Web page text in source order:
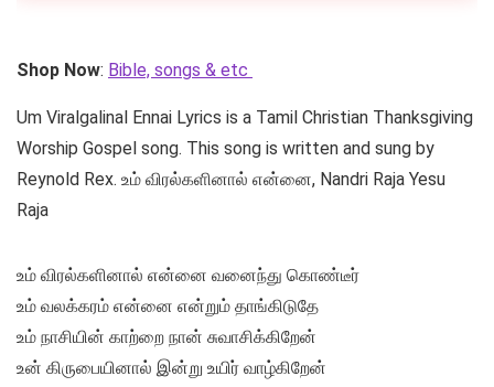
Shop Now: Bible, songs & etc
Um Viralgalinal Ennai Lyrics is a Tamil Christian Thanksgiving
Worship Gospel song. This song is written and sung by
Reynold Rex. உம் விரல்களினால் என்னை, Nandri Raja Yesu
Raja
உம் விரல்களினால் என்னை வனைந்து கொண்டீர்
உம் வலக்கரம் என்னை என்றும் தாங்கிடுதே
உம் நாசியின் காற்றை நான் சுவாசிக்கிறேன்
உன் கிருபையினால் இன்று உயிர் வாழ்கிறேன்